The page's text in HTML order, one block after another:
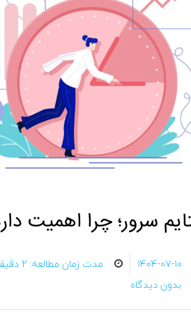
سرور؛ چرا اهمیت
۱۴۰۴-۰۷-۱۰ مدت زمان مطالعه: 2 دقیقه
بدون دیدگاه